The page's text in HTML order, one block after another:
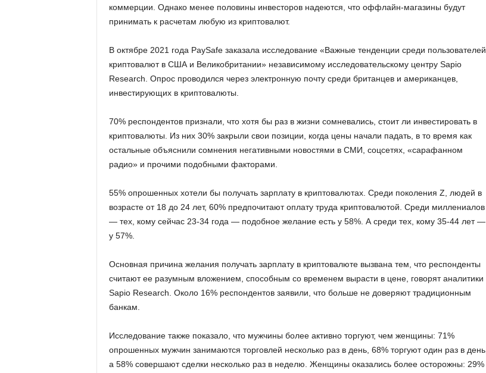
коммерции. Однако менее половины инвесторов надеются, что оффлайн-магазины будут
принимать к расчетам любую из криптовалют.
В октябре 2021 года PaySafe заказала исследование «Важные тенденции среди пользователей
криптовалют в США и Великобритании» независимому исследовательскому центру Sapio
Research. Опрос проводился через электронную почту среди британцев и американцев,
инвестирующих в криптовалюты.
70% респондентов признали, что хотя бы раз в жизни сомневались, стоит ли инвестировать в
криптовалюты. Из них 30% закрыли свои позиции, когда цены начали падать, в то время как
остальные объяснили сомнения негативными новостями в СМИ, соцсетях, «сарафанном
радио» и прочими подобными факторами.
55% опрошенных хотели бы получать зарплату в криптовалютах. Среди поколения Z, людей в
возрасте от 18 до 24 лет, 60% предпочитают оплату труда криптовалютой. Среди миллениалов
— тех, кому сейчас 23-34 года — подобное желание есть у 58%. А среди тех, кому 35-44 лет —
у 57%.
Основная причина желания получать зарплату в криптовалюте вызвана тем, что респонденты
считают ее разумным вложением, способным со временем вырасти в цене, говорят аналитики
Sapio Research. Около 16% респондентов заявили, что больше не доверяют традиционным
банкам.
Исследование также показало, что мужчины более активно торгуют, чем женщины: 71%
опрошенных мужчин занимаются торговлей несколько раз в день, 68% торгуют один раз в день,
а 58% совершают сделки несколько раз в неделю. Женщины оказались более осторожны: 29%